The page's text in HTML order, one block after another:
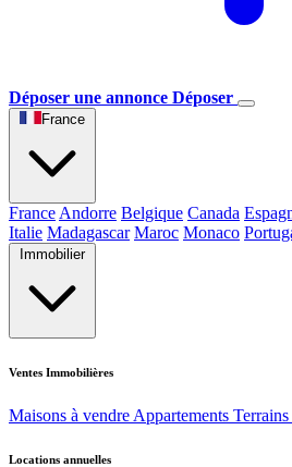
Déposer une annonce Déposer
France
France Andorre Belgique Canada
Italie Madagascar Maroc Monaco
Immobilier
Ventes Immobilières
Maisons à vendre Appartements
Locations annuelles